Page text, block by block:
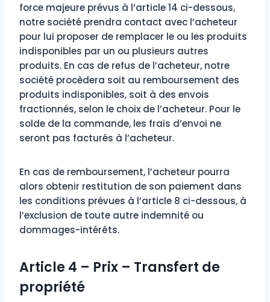
force majeure prévus à l’article 14 ci-dessous,
notre société prendra contact avec l’acheteur
pour lui proposer de remplacer le ou les produits
indisponibles par un ou plusieurs autres
produits. En cas de refus de l’acheteur, notre
société procèdera soit au remboursement des
produits indisponibles, soit à des envois
fractionnés, selon le choix de l’acheteur. Pour le
solde de la commande, les frais d’envoi ne
seront pas facturés à l’acheteur.
En cas de remboursement, l’acheteur pourra
alors obtenir restitution de son paiement dans
les conditions prévues à l’article 8 ci-dessous, à
l’exclusion de toute autre indemnité ou
dommages-intérêts.
Article 4 – Prix – Transfert de
propriété